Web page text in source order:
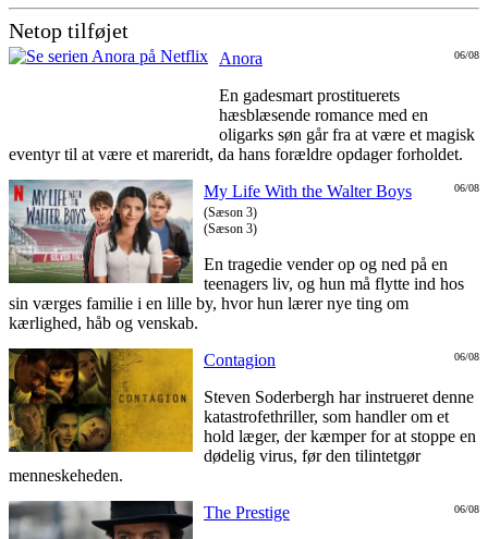
Netop tilføjet
06/08
Anora
En gadesmart prostituerets
hæsblæsende romance med en
oligarks søn går fra at være et magisk
eventyr til at være et mareridt, da hans forældre opdager forholdet.
06/08
My Life With the Walter Boys
(Sæson 3)
(Sæson 3)
En tragedie vender op og ned på en
teenagers liv, og hun må flytte ind hos
sin værges familie i en lille by, hvor hun lærer nye ting om
kærlighed, håb og venskab.
06/08
Contagion
Steven Soderbergh har instrueret denne
katastrofethriller, som handler om et
hold læger, der kæmper for at stoppe en
dødelig virus, før den tilintetgør
menneskeheden.
06/08
The Prestige